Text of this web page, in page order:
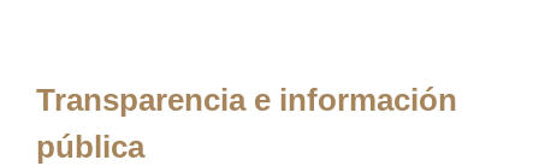
Transparencia e información
pública